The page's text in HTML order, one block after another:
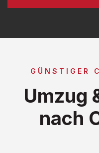
GÜNSTIGER
Umzug
nach